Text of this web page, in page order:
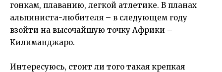
гонкам, плаванию, легкой атлетике. В планах
альпиниста-любителя – в следующем году
взойти на высочайшую точку Африки –
Килиманджаро.
Интересуюсь, стоит ли того такая крепкая